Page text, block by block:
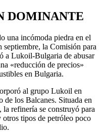
DOMINANTE
una incómoda piedra en el
septiembre, la Comisión para
a Lukoil-Bulgaria de abusar
«reducción de precios»
en Bulgaria.
al grupo Lukoil en
de los Balcanes. Situada en
refinería se construyó para
tipos de petróleo poco